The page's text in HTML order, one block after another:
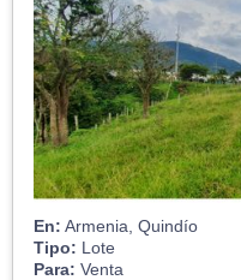
En: Armenia, Quindío
Tipo: Lote
Para: Venta